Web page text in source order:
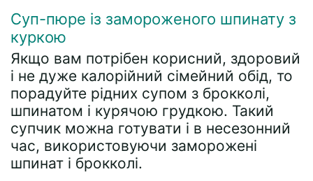
Суп-пюре із замороженого шпинату з
куркою
Якщо вам потрібен корисний, здоровий
і не дуже калорійний сімейний обід, то
порадуйте рідних супом з брокколі,
шпинатом і курячою грудкою. Такий
супчик можна готувати і в несезонний
час, використовуючи заморожені
шпинат і брокколі.